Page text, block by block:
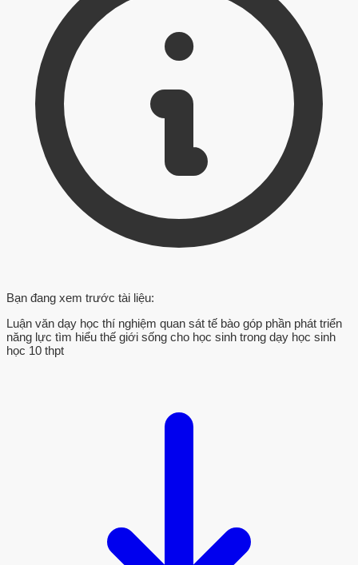
Bạn đang xem trước tài liệu:
Luận văn dạy học thí nghiệm quan sát tế bào góp phần phát triển
năng lực tìm hiểu thế giới sống cho học sinh trong dạy học sinh
học 10 thpt